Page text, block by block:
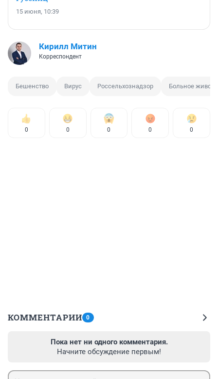
15 июня, 10:39
Кирилл Митин
Корреспондент
Бешенство Вирус Россельхознадзор Больное
0 0 0 0 0
КОММЕНТАРИИ 0
Пока нет ни одного комментария.
Начните обсуждение первым!